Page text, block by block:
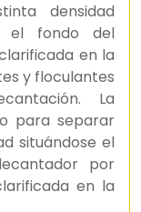
densidad
el fondo del
en la
y floculantes
La
para separar
situándose el
por
en la